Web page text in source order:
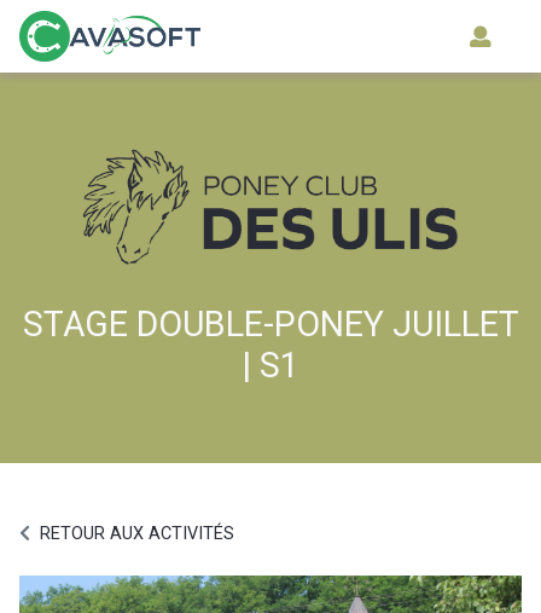
STAGE DOUBLE-PONEY JUILLET
| S1
RETOUR AUX ACTIVITÉS